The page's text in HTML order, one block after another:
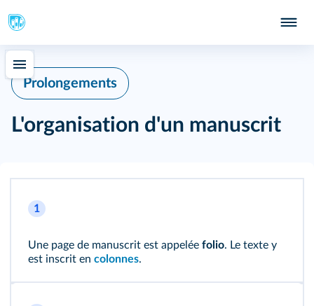
Prolongements
L'organisation d'un manuscrit
1
Une page de manuscrit est appelée folio. Le texte y
est inscrit en colonnes.